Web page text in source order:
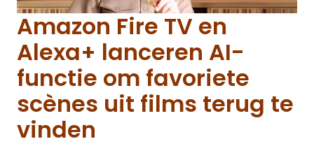
Amazon Fire TV en
Alexa+ lanceren AI-
functie om favoriete
scènes uit films terug te
vinden